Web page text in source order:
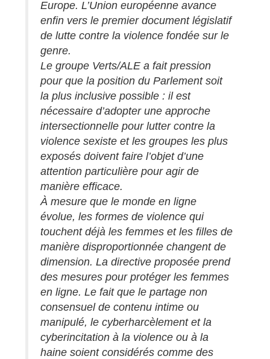
Europe. L’Union européenne avance
enfin vers le premier document législatif
de lutte contre la violence fondée sur le
genre.
Le groupe Verts/ALE a fait pression
pour que la position du Parlement soit
la plus inclusive possible : il est
nécessaire d’adopter une approche
intersectionnelle pour lutter contre la
violence sexiste et les groupes les plus
exposés doivent faire l’objet d’une
attention particulière pour agir de
manière efficace.
À mesure que le monde en ligne
évolue, les formes de violence qui
touchent déjà les femmes et les filles de
manière disproportionnée changent de
dimension. La directive proposée prend
des mesures pour protéger les femmes
en ligne. Le fait que le partage non
consensuel de contenu intime ou
manipulé, le cyberharcèlement et la
cyberincitation à la violence ou à la
haine soient considérés comme des